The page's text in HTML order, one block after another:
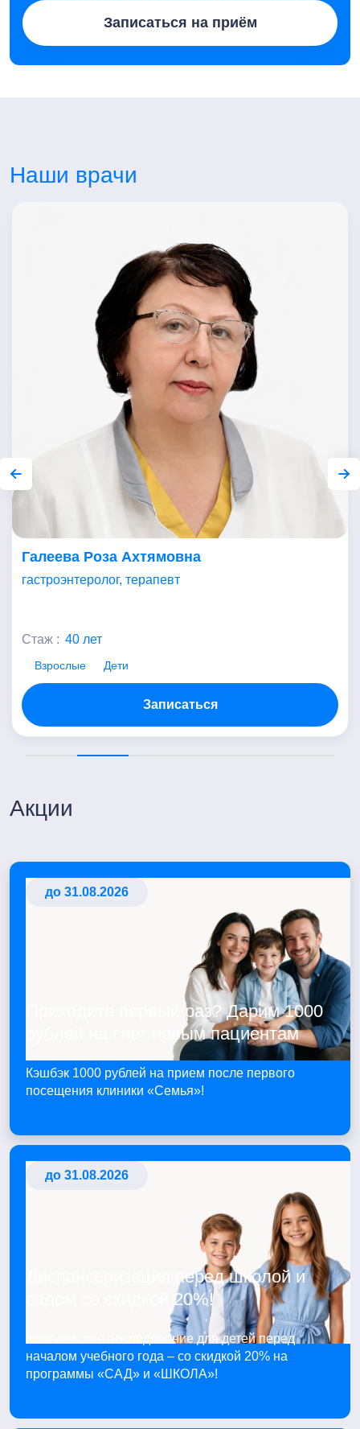
Записаться на приём
Наши врачи
Галеева Роза Ахтямовна
гастроэнтеролог, терапевт
Стаж : 40 лет
Взрослые Дети
Записаться
Акции
до 31.08.2026
Приходите первый раз? Дарим 1000
рублей на счет новым пациентам
Кэшбэк 1000 рублей на прием после первого
посещения клиники «Семья»!
до 31.08.2026
Диспансеризация перед школой и
садом со скидкой 20%!
Комплексное обследование для детей перед
началом учебного года – со скидкой 20% на
программы «САД» и «ШКОЛА»!